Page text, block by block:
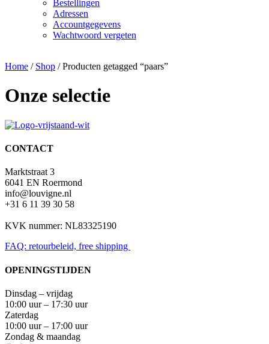
Bestellingen
Adressen
Accountgegevens
Wachtwoord vergeten
Home / Shop / Producten getagged “paars”
Onze selectie
CONTACT
Marktstraat 3
6041 EN Roermond
info@louvigne.nl
+31 6 11 39 30 58
KVK nummer: NL83325190
FAQ: retourbeleid, free shipping
OPENINGSTIJDEN
Dinsdag – vrijdag
10:00 uur – 17:30 uur
Zaterdag
10:00 uur – 17:00 uur
Zondag & maandag